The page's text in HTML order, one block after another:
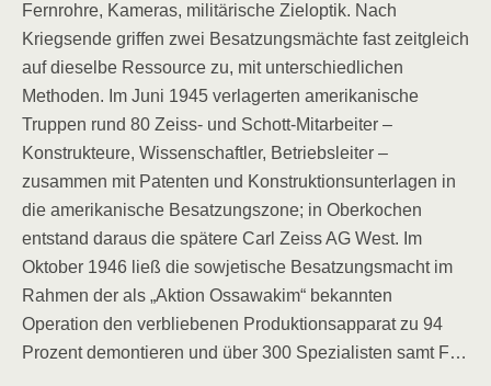
Fernrohre, Kameras, militärische Zieloptik. Nach
Kriegsende griffen zwei Besatzungsmächte fast zeitgleich
auf dieselbe Ressource zu, mit unterschiedlichen
Methoden. Im Juni 1945 verlagerten amerikanische
Truppen rund 80 Zeiss- und Schott-Mitarbeiter –
Konstrukteure, Wissenschaftler, Betriebsleiter –
zusammen mit Patenten und Konstruktionsunterlagen in
die amerikanische Besatzungszone; in Oberkochen
entstand daraus die spätere Carl Zeiss AG West. Im
Oktober 1946 ließ die sowjetische Besatzungsmacht im
Rahmen der als „Aktion Ossawakim“ bekannten
Operation den verbliebenen Produktionsapparat zu 94
Prozent demontieren und über 300 Spezialisten samt F…